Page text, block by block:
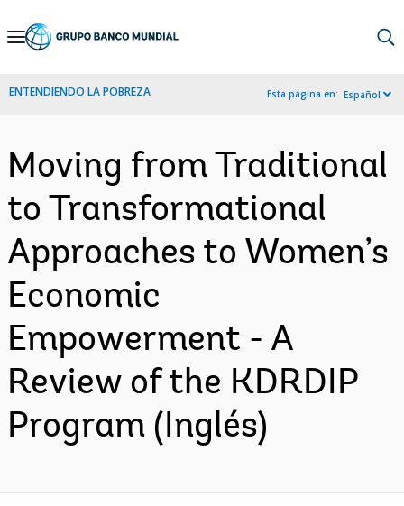
Skip
Navigation
ENTENDIENDO LA POBREZA Esta página en: Español
Moving from Traditional
to Transformational
Approaches to Women’s
Economic
Empowerment - A
Review of the KDRDIP
Program (Inglés)